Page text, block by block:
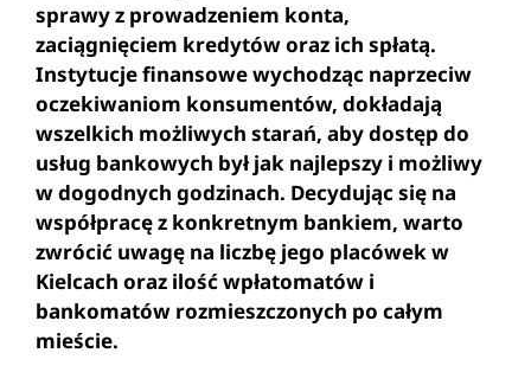
sprawy z prowadzeniem konta,
zaciągnięciem kredytów oraz ich spłatą.
Instytucje finansowe wychodząc naprzeciw
oczekiwaniom konsumentów, dokładają
wszelkich możliwych starań, aby dostęp do
usług bankowych był jak najlepszy i możliwy
w dogodnych godzinach. Decydując się na
współpracę z konkretnym bankiem, warto
zwrócić uwagę na liczbę jego placówek w
Kielcach oraz ilość wpłatomatów i
bankomatów rozmieszczonych po całym
mieście.